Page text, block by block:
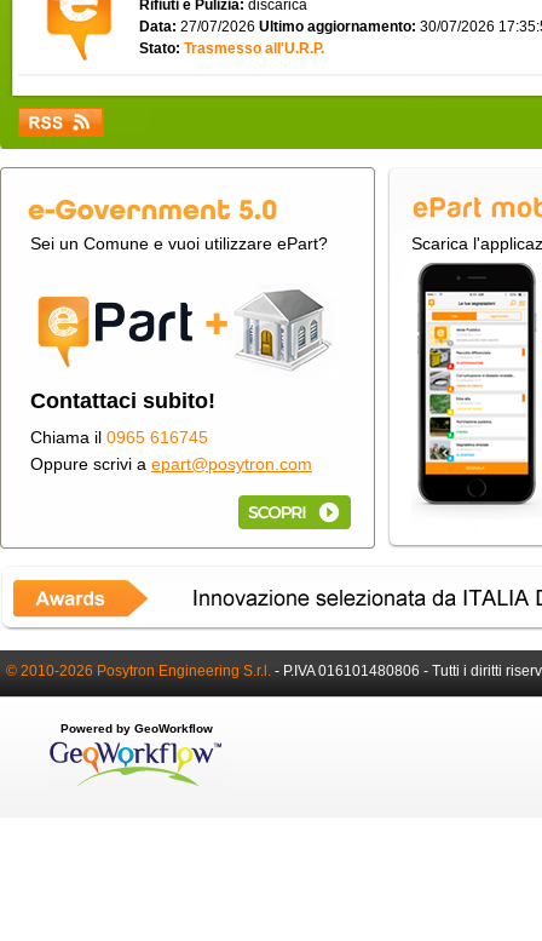
Rifiuti e Pulizia: discarica
Data: 27/07/2026 Ultimo aggiornamento: 30/07/2026
Stato: Trasmesso all'U.R.P.
Sei un Comune e vuoi utilizzare ePart?
Contattaci subito!
Chiama il 0965 616745
Oppure scrivi a epart@posytron.com
Scarica
© 2010-2026 Posytron Engineering S.r.l. - P.IVA 016101480806 - Tutti i diritti
Powered by GeoWorkflow